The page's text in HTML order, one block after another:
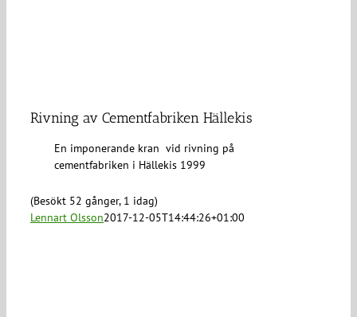
Rivning av Cementfabriken Hällekis
En imponerande kran vid rivning på
cementfabriken i Hällekis 1999
(Besökt 52 gånger, 1 idag)
Lennart Olsson2017-12-05T14:44:26+01:00